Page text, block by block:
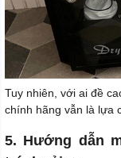
Tuy nhiên, với ai đề
chính hãng vẫn là lựa
5. Hướng dẫn